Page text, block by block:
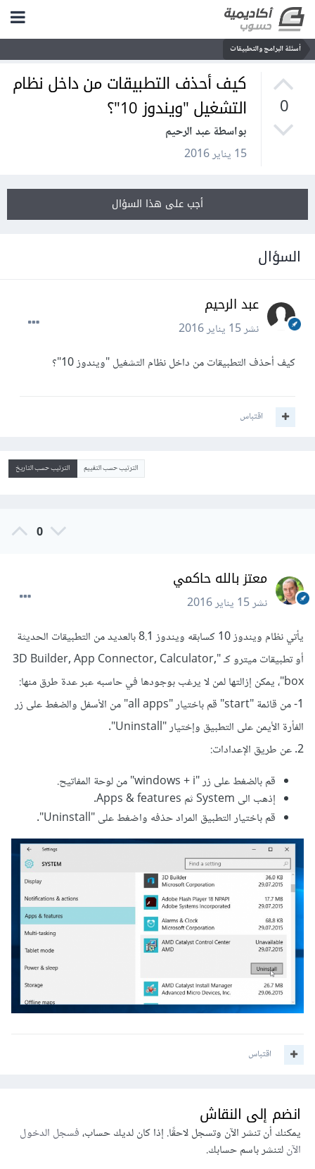
أسئلة البرامج والتطبيقات
0
كيف أحذف التطبيقات من داخل نظام
التشغيل "ويندوز 10"؟
بواسطة عبد الرحيم
15 يناير 2016
أجب على هذا السؤال
السؤال
عبد الرحيم
نشر15 يناير 2016
كيف أحذف التطبيقات من داخل نظام التشغيل "ويندوز 10"؟
اقتباس
الترتيب حسب التقييم الترتيب حسب التاريخ
0
معتز بالله حاكمي
نشر15 يناير 2016
يأتي نظام ويندوز 10 كسابقه ويندوز 8.1 بالعديد من التطبيقات الحديثة
أو تطبيقات ميترو كـ "3D Builder, App Connector, Calculator,
box"، يمكن إزالتها لمن لا يرغب بوجودها في حاسبه عبر عدة طرق منها:
1- من قائمة "start" قم باختيار "all apps" من الأسفل والضغط على زر
الفأرة الأيمن على التطبيق وإختيار "Uninstall".
2. عن طريق الإعدادات:
قم بالضغط على زر "windows + i" من لوحة المفاتيح.
إذهب الى System ثم Apps & features.
قم باختيار التطبيق المراد حذفه واضغط على "Uninstall".
اقتباس
انضم إلى النقاش
يمكنك أن تنشر الآن وتسجل لاحقًا. إذا كان لديك حساب،فسجل الدخول
الآنلتنشر باسم حسابك.